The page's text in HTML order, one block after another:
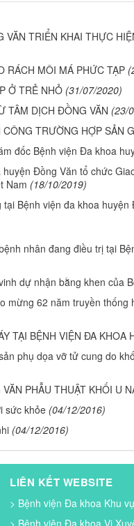
VĂN TRIỂN KHAI THỰC
RÁCH MÔI MÁ PHỨC TẠP
Ở TRẺ NHỎ (31/07/2020)
TÂM DỊCH ĐỒNG VĂN (23/
TRƯỜNG HỢP SẢN
đốc Bệnh viện Đa khoa
Đồng Văn tổ chức
Nam (18/10/2019)
Bệnh viện đa khoa huyện
nhân đang điều trị tại
dự nhận bằng khen của
mừng 62 năm truyền thống
TẠI BỆNH VIỆN ĐA KHOA
phụ dọa vỡ tử cung do
PHẪU THUẬT KHỐI U
sức khỏe (04/12/2016)
(04/12/2016)
LIÊN KẾT WEBSITE
> Bệnh viện Đa khoa Khu
> Bệnh viện Đa khoa Vị